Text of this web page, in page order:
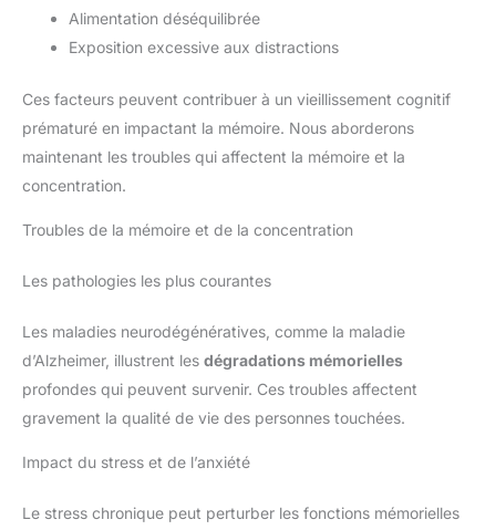
Alimentation déséquilibrée
Exposition excessive aux distractions
Ces facteurs peuvent contribuer à un vieillissement cognitif
prématuré en impactant la mémoire. Nous aborderons
maintenant les troubles qui affectent la mémoire et la
concentration.
Troubles de la mémoire et de la concentration
Les pathologies les plus courantes
Les maladies neurodégénératives, comme la maladie
d’Alzheimer, illustrent les dégradations mémorielles
profondes qui peuvent survenir. Ces troubles affectent
gravement la qualité de vie des personnes touchées.
Impact du stress et de l’anxiété
Le stress chronique peut perturber les fonctions mémorielles